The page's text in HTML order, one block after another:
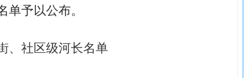
予以公布。
、社区级河长名单